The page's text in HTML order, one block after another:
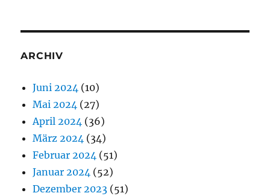
ARCHIV
Juni 2024 (10)
Mai 2024 (27)
April 2024 (36)
März 2024 (34)
Februar 2024 (51)
Januar 2024 (52)
Dezember 2023 (51)